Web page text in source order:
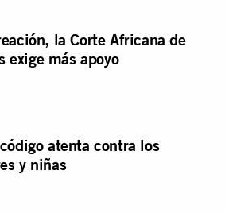
la Corte Africana de
exige más apoyo
atenta contra los
y niñas